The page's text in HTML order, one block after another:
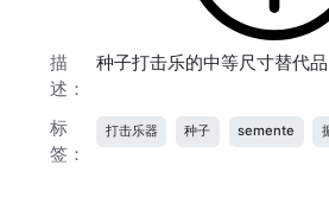
描
述：
种子打击乐的中等尺寸替代品
标
签：
打击乐器 种子 semente